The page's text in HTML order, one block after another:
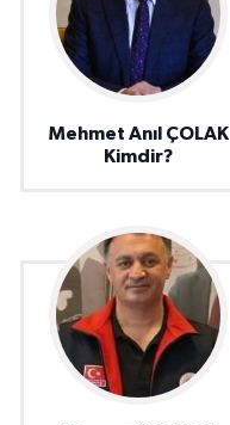
Mehmet Anıl ÇOLAK
Kimdir?